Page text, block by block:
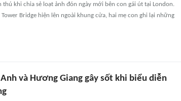
khi chia sẻ loạt ảnh đón ngày mới bên con gái út tại London.
Bridge hiện lên ngoài khung cửa, hai mẹ con ghi lại những
và Hương Giang gây sốt khi biểu diễn